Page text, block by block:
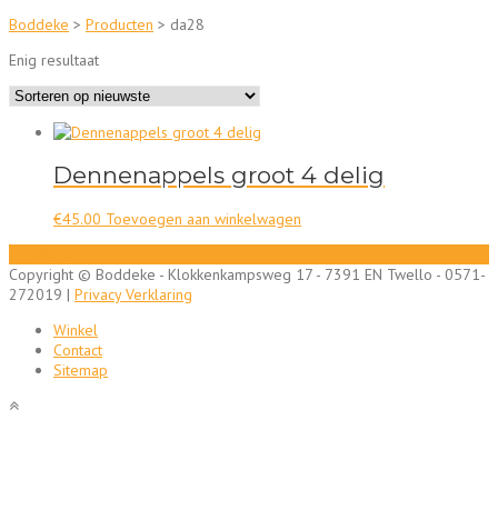
Boddeke > Producten > da28
Enig resultaat
Dennenappels groot 4 delig
€45.00 Toevoegen aan winkelwagen
Copyright © Boddeke - Klokkenkampsweg 17 - 7391 EN Twello - 0571-
272019 | Privacy Verklaring
Winkel
Contact
Sitemap